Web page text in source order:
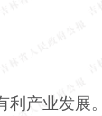
利产业发展